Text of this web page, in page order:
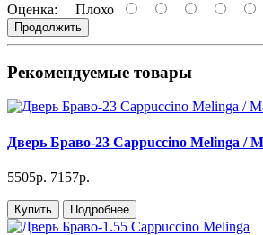
Оценка: Плохо
Продолжить
Рекомендуемые товары
Дверь Браво-23 Cappuccino Melinga /
5505р. 7157р.
Купить Подробнее